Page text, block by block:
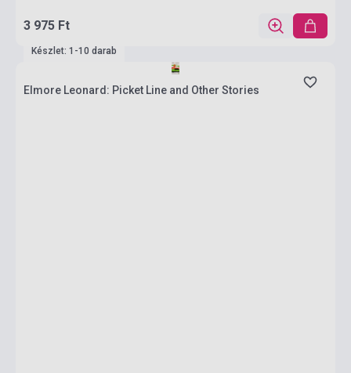
3 975 Ft
Készlet: 1-10 darab
Elmore Leonard: Picket Line and Other Stories